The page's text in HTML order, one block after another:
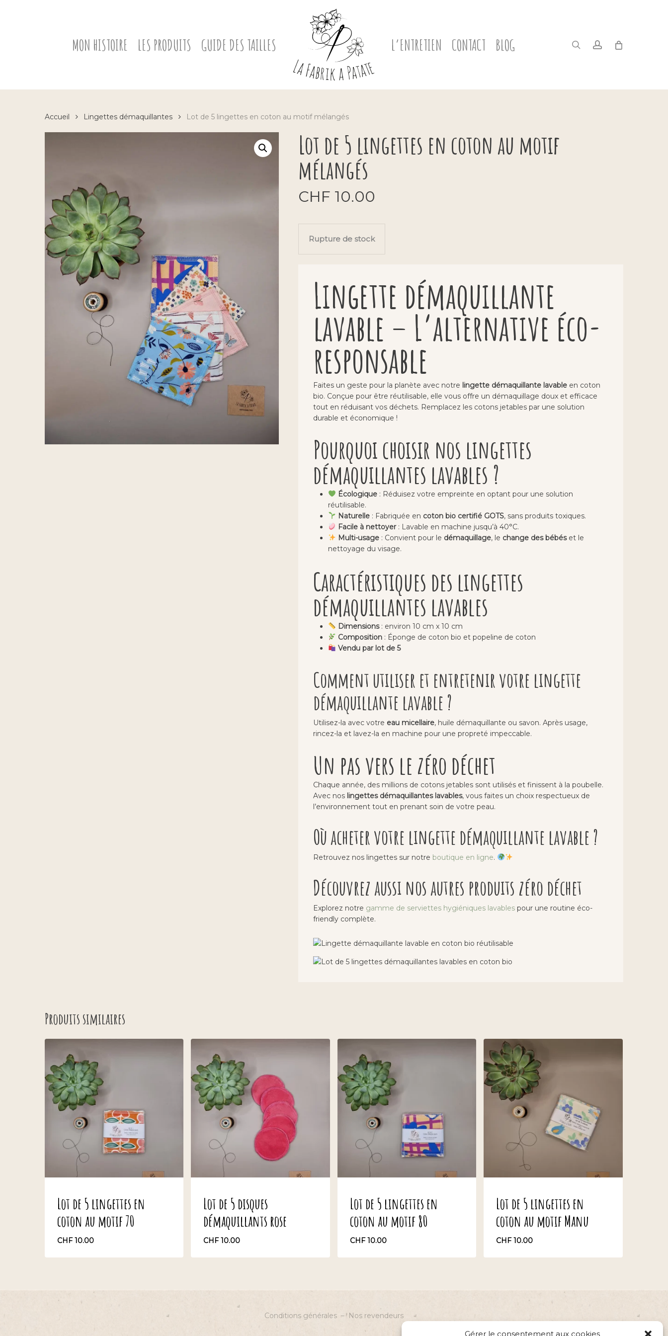
Gérer le consentement aux cookies
MON HISTOIRE LES PRODUITS GUIDE DES TAILLES L’ENTRETIEN CONTACT BLOG searchaccount
Accueil Lingettes démaquillantes Lot de 5 lingettes en coton au motif mélangés
Lot de 5 lingettes en coton au motif
mélangés
CHF 10.00
Rupture de stock
Lingette démaquillante
lavable – L’alternative éco-
responsable
Faites un geste pour la planète avec notre lingette démaquillante lavableen coton
bio. Conçue pour être réutilisable, elle vous offre un démaquillage doux et efficace
tout en réduisant vos déchets. Remplacez les cotons jetables par une solution
durable et économique !
Pourquoi choisir nos lingettes
démaquillantes lavables ?
Écologique: Réduisez votre empreinte en optant pour une solution
réutilisable.
Naturelle: Fabriquée en coton bio certifié GOTS, sans produits toxiques.
Facile à nettoyer: Lavable en machine jusqu’à 40°C.
Multi-usage: Convient pour le démaquillage, le change des bébéset le
nettoyage du visage.
Caractéristiques des lingettes
démaquillantes lavables
Dimensions: environ 10 cm x 10 cm
Composition: Éponge de coton bio et popeline de coton
Vendu par lot de 5
Comment utiliser et entretenir votre lingette
démaquillante lavable ?
Utilisez-la avec votre eau micellaire, huile démaquillante ou savon. Après usage,
rincez-la et lavez-la en machine pour une propreté impeccable.
Un pas vers le zéro déchet
Chaque année, des millions de cotons jetables sont utilisés et finissent à la poubelle.
Avec nos lingettes démaquillantes lavables, vous faites un choix respectueux de
l’environnement tout en prenant soin de votre peau.
Où acheter votre lingette démaquillante lavable ?
Retrouvez nos lingettes sur notre boutique en ligne.
Découvrez aussi nos autres produits zéro déchet
Explorez notre gamme de serviettes hygiéniques lavablespour une routine éco-
friendly complète.
Produits similaires
Lot de 5 lingettes en
coton au motif 70
CHF10.00
CHF 10.00
Lot de 5 disques
démaquillants rose
CHF10.00
CHF 10.00
Lot de 5 lingettes en
coton au motif 80
CHF10.00
CHF10.00
Lot de 5 lingettes en
coton au motif Manu
CHF10.00
CHF 10.00
Conditions générales – Nos revendeurs